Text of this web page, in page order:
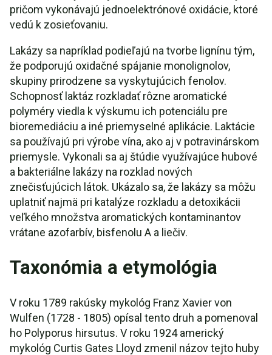
pričom vykonávajú jednoelektrónové oxidácie, ktoré
vedú k zosieťovaniu.
Lakázy sa napríklad podieľajú na tvorbe lignínu tým,
že podporujú oxidačné spájanie monolignolov,
skupiny prirodzene sa vyskytujúcich fenolov.
Schopnosť laktáz rozkladať rôzne aromatické
polyméry viedla k výskumu ich potenciálu pre
bioremediáciu a iné priemyselné aplikácie. Laktácie
sa používajú pri výrobe vína, ako aj v potravinárskom
priemysle. Vykonali sa aj štúdie využívajúce hubové
a bakteriálne lakázy na rozklad nových
znečisťujúcich látok. Ukázalo sa, že lakázy sa môžu
uplatniť najmä pri katalýze rozkladu a detoxikácii
veľkého množstva aromatických kontaminantov
vrátane azofarbív, bisfenolu A a liečiv.
Taxonómia a etymológia
V roku 1789 rakúsky mykológ Franz Xavier von
Wulfen (1728 - 1805) opísal tento druh a pomenoval
ho Polyporus hirsutus. V roku 1924 americký
mykológ Curtis Gates Lloyd zmenil názov tejto huby